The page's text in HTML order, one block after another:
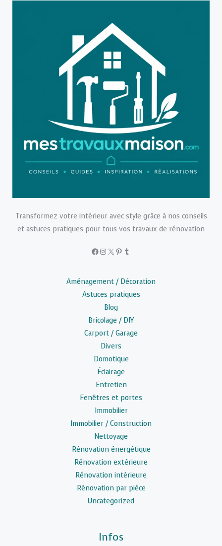
Transformez votre intérieur avec style grâce à nos conseils
et astuces pratiques pour tous vos travaux de rénovation
Facebook
Instagram
X Pinterest
Tumblr
Aménagement / Décoration
Astuces pratiques
Blog
Bricolage / DIY
Carport / Garage
Divers
Domotique
Éclairage
Entretien
Fenêtres et portes
Immobilier
Immobilier / Construction
Nettoyage
Rénovation énergétique
Rénovation extérieure
Rénovation intérieure
Rénovation par pièce
Uncategorized
Infos